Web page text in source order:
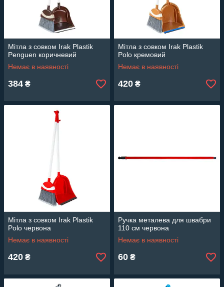
Мітла з совком Irak Plastik
Penguen коричневий
Немає в наявності
384 ₴
Мітла з совком Irak Plastik
Polo кремовий
Немає в наявності
420 ₴
Мітла з совком Irak Plastik
Polo червона
Немає в наявності
420 ₴
Ручка металева для швабри
110 см червона
Немає в наявності
60 ₴